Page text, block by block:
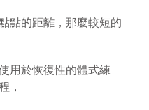
點的距離，那麼較短的
用於恢復性的體式練
，